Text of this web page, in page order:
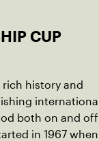
CUP
rich history and
international
both on and off
in 1967 when